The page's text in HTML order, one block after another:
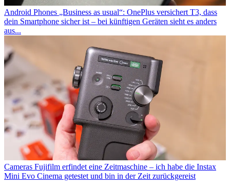
Android Phones „Business as usual“: OnePlus versichert T3, dass
dein Smartphone sicher ist – bei künftigen Geräten sieht es anders
aus...
Cameras Fujifilm erfindet eine Zeitmaschine – ich habe die Instax
Mini Evo Cinema getestet und bin in der Zeit zurückgereist